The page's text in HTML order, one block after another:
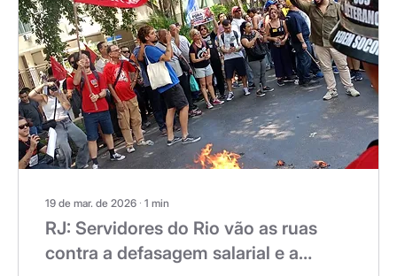
reivindicações estão: • Fim do +Entrega:
modalidade que reduziu a taxa mínima por
entrega de R$ 7 para cerca de R$ 3. • Fim
das...
19 de mar. de 2026 ∙ 1 min
RJ: Servidores do Rio vão as ruas
contra a defasagem salarial e a